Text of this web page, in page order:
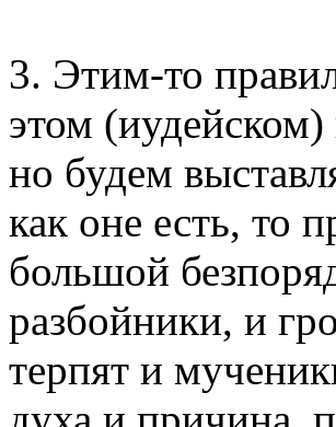
3. Этим-то
этом
но будем
как оне есть, то
большой
разбойники, и
терпят и